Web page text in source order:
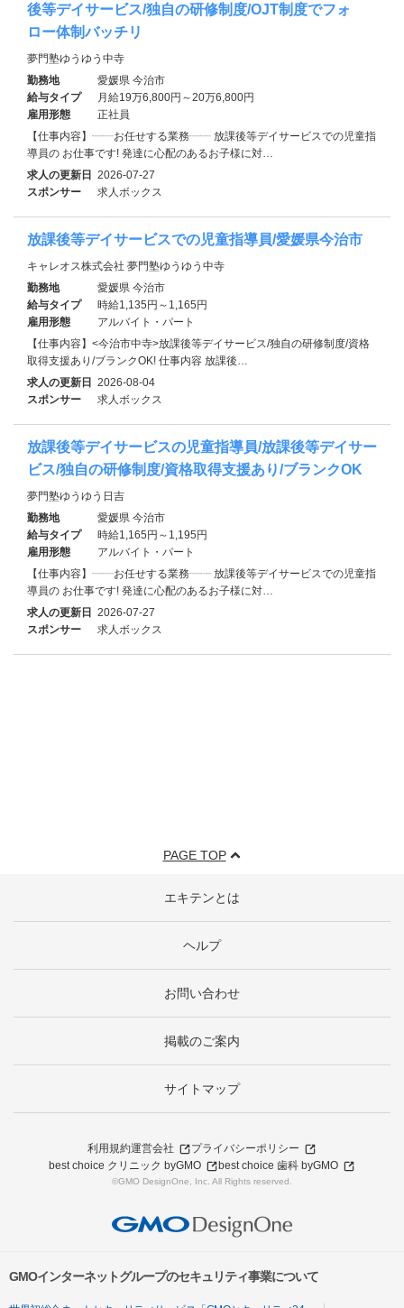
後等デイサービス/独自の研修制度/OJT制度でフォ
ロー体制バッチリ
夢門塾ゆうゆう中寺
勤務地
愛媛県 今治市
給与タイプ
月給19万6,800円～20万6,800円
雇用形態
正社員
【仕事内容】┈┈お任せする業務┈┈ 放課後等デイサービスでの児童指
導員の お仕事です! 発達に心配のあるお子様に対…
求人の更新日 2026-07-27
スポンサー
求人ボックス
放課後等デイサービスでの児童指導員/愛媛県今治市
キャレオス株式会社 夢門塾ゆうゆう中寺
勤務地
愛媛県 今治市
給与タイプ
時給1,135円～1,165円
雇用形態
アルバイト・パート
【仕事内容】<今治市中寺>放課後等デイサービス/独自の研修制度/資格
取得支援あり/ブランクOK! 仕事内容 放課後…
求人の更新日 2026-08-04
スポンサー
求人ボックス
放課後等デイサービスの児童指導員/放課後等デイサー
ビス/独自の研修制度/資格取得支援あり/ブランクOK
夢門塾ゆうゆう日吉
勤務地
愛媛県 今治市
給与タイプ
時給1,165円～1,195円
雇用形態
アルバイト・パート
【仕事内容】┈┈お任せする業務┈┈ 放課後等デイサービスでの児童指
導員の お仕事です! 発達に心配のあるお子様に対…
求人の更新日 2026-07-27
スポンサー
求人ボックス
PAGE TOP
エキテンとは
ヘルプ
お問い合わせ
掲載のご案内
サイトマップ
利用規約運営会社
プライバシーポリシー
best choice クリニック byGMO
best choice 歯科 byGMO
©GMO DesignOne, Inc. All Rights reserved.
GMOインターネットグループのセキュリティ事業について